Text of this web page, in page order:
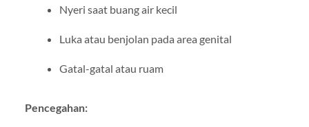
Nyeri saat buang air kecil
Luka atau benjolan pada area genital
Gatal-gatal atau ruam
Pencegahan: